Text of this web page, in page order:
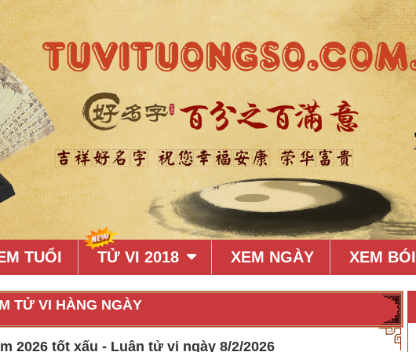
TUỔI TỬ VI 2018 XEM NGÀY XEM BÓI
TỬ VI HÀNG NGÀY
2026 tốt xấu - Luận tử vi ngày 8/2/2026